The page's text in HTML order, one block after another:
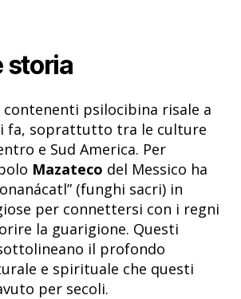
storia
contenenti psilocibina risale a
fa, soprattutto tra le culture
e Sud America. Per
Mazateco del Messico ha
(funghi sacri) in
per connettersi con i regni
la guarigione. Questi
il profondo
e spirituale che questi
per secoli.